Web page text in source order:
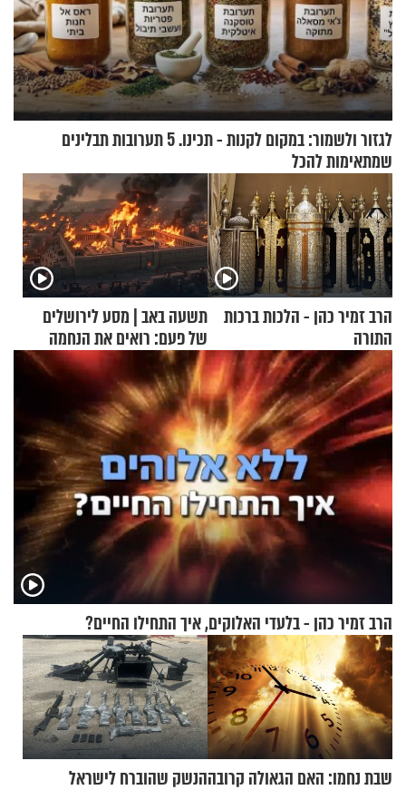
לגזור ולשמור: במקום לקנות - תכינו. 5 תערובות תבלינים
שמתאימות להכל
הרב זמיר כהן - הלכות ברכות
התורה
תשעה באב | מסע לירושלים
של פעם: רואים את הנחמה
הרב זמיר כהן - בלעדי האלוקים, איך התחילו החיים?
שבת נחמו: האם הגאולה קרובההנשק שהוברח לישראל